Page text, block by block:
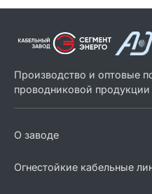
Производство и оптовые
проводниковой продукции
О заводе
Огнестойкие кабельные